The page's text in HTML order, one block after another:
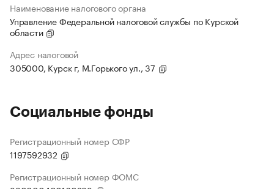
Наименование налогового органа
Управление Федеральной налоговой службы по Курской
области
Адрес налоговой
305000, Курск г, М.Горького ул., 37
Социальные фонды
Регистрационный номер СФР
1197592932
Регистрационный номер ФОМС